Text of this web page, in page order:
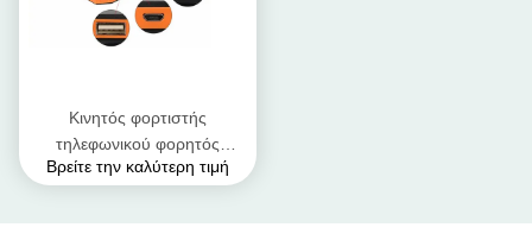
Κινητός φορτιστής
τηλεφωνικού φορητός
ηλιακού πλαισίου
Βρείτε την καλύτερη τιμή